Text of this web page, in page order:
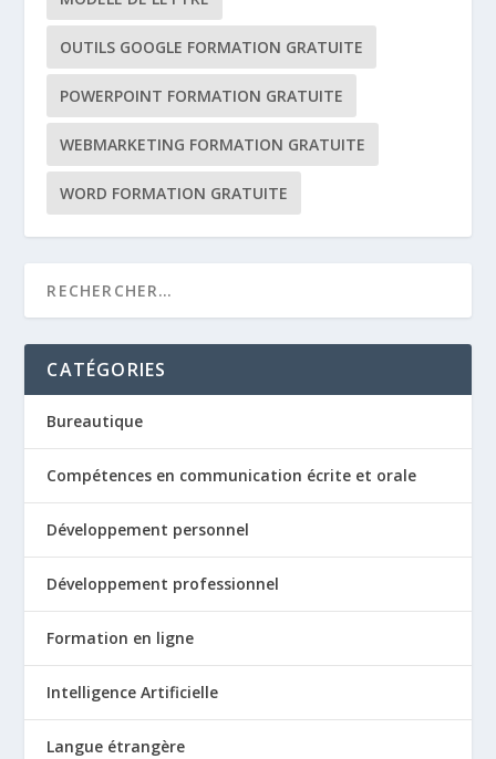
OUTILS GOOGLE FORMATION GRATUITE
POWERPOINT FORMATION GRATUITE
WEBMARKETING FORMATION GRATUITE
WORD FORMATION GRATUITE
CATÉGORIES
Bureautique
Compétences en communication écrite et orale
Développement personnel
Développement professionnel
Formation en ligne
Intelligence Artificielle
Langue étrangère